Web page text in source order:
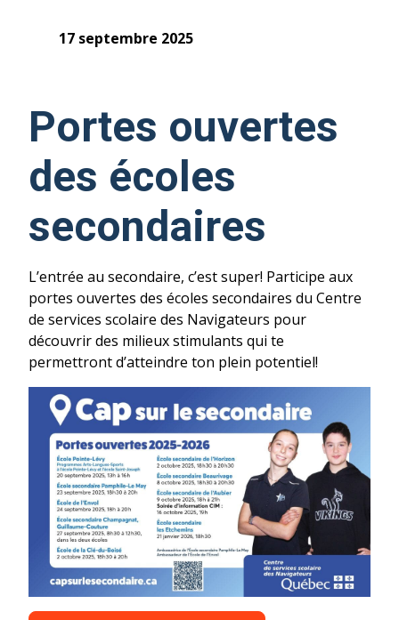
17 septembre 2025
Portes ouvertes
des écoles
secondaires
L’entrée au secondaire, c’est super! Participe aux
portes ouvertes des écoles secondaires du Centre
de services scolaire des Navigateurs pour
découvrir des milieux stimulants qui te
permettront d’atteindre ton plein potentiel!